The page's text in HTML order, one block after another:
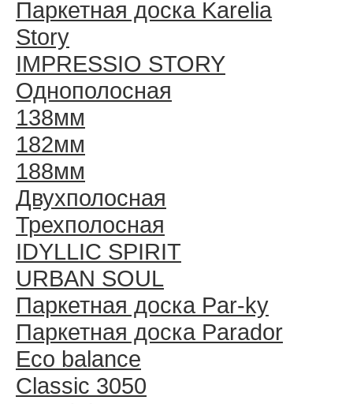
Паркетная доска Karelia
Story
IMPRESSIO STORY
Однополосная
138мм
182мм
188мм
Двухполосная
Трехполосная
IDYLLIC SPIRIT
URBAN SOUL
Паркетная доска Par-ky
Паркетная доска Parador
Eco balance
Classic 3050